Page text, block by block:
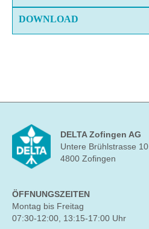
DOWNLOAD
DELTA Zofingen AG
Untere Brühlstrasse 10
4800 Zofingen
ÖFFNUNGSZEITEN
Montag bis Freitag
07:30-12:00, 13:15-17:00 Uhr